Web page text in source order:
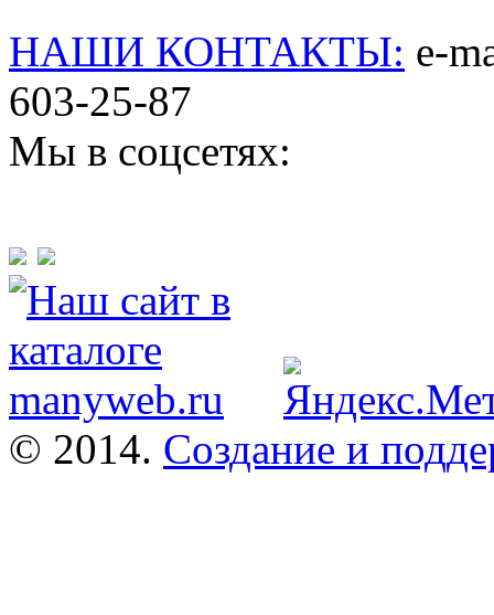
НАШИ КОНТАКТЫ: e-
603-25-87
Мы в соцсетях:
© 2014. Создание и